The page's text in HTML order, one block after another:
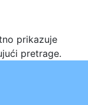
prikazuje
pretrage.